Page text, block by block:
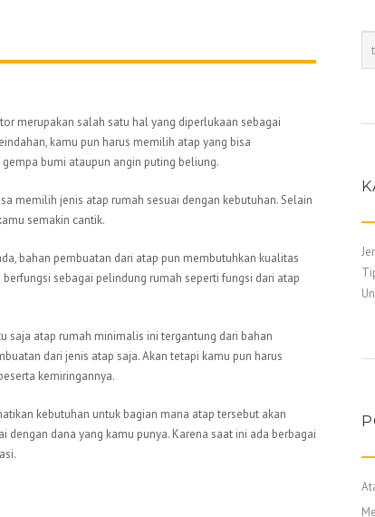
merupakan salah satu hal yang diperlukaan sebagai
kamu pun harus memilih atap yang bisa
bumi ataupun angin puting beliung.
memilih jenis atap rumah sesuai dengan kebutuhan. Selain
semakin cantik.
bahan pembuatan dari atap pun membutuhkan kualitas
sebagai pelindung rumah seperti fungsi dari atap
saja atap rumah minimalis ini tergantung dari bahan
dari jenis atap saja. Akan tetapi kamu pun harus
kemiringannya.
kebutuhan untuk bagian mana atap tersebut akan
dana yang kamu punya. Karena saat ini ada berbagai